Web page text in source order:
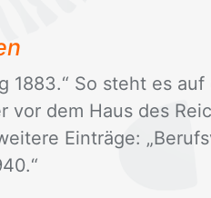
1883.“ So steht es
vor dem Haus des
Ein­trä­ge: